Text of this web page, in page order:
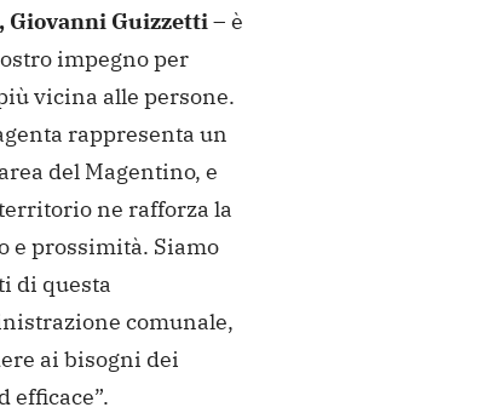
Giovanni Guizzetti– è
impegno per
vicina alle persone.
rappresenta un
del Magentino, e
ne rafforza la
e prossimità. Siamo
di questa
comunale,
ai bisogni dei
efficace”.